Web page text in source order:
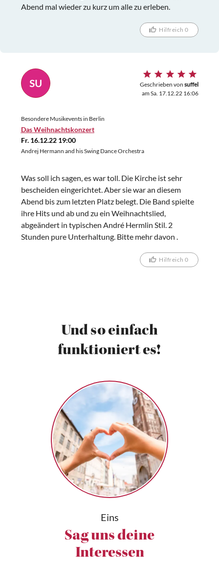
Abend mal wieder zu kurz um alle zu erleben.
Hilfreich 0
SU Geschrieben von suffel
am Sa. 17.12.22 16:06
Besondere Musikevents in Berlin
Das Weihnachtskonzert
Fr. 16.12.22 19:00
Andrej Hermann and his Swing Dance Orchestra
Was soll ich sagen, es war toll. Die Kirche ist sehr
bescheiden eingerichtet. Aber sie war an diesem
Abend bis zum letzten Platz belegt. Die Band spielte
ihre Hits und ab und zu ein Weihnachtslied,
abgeändert in typischen André Hermlin Stil. 2
Stunden pure Unterhaltung. Bitte mehr davon .
Hilfreich 0
Und so einfach
funktioniert es!
Eins
Sag uns deine
Interessen